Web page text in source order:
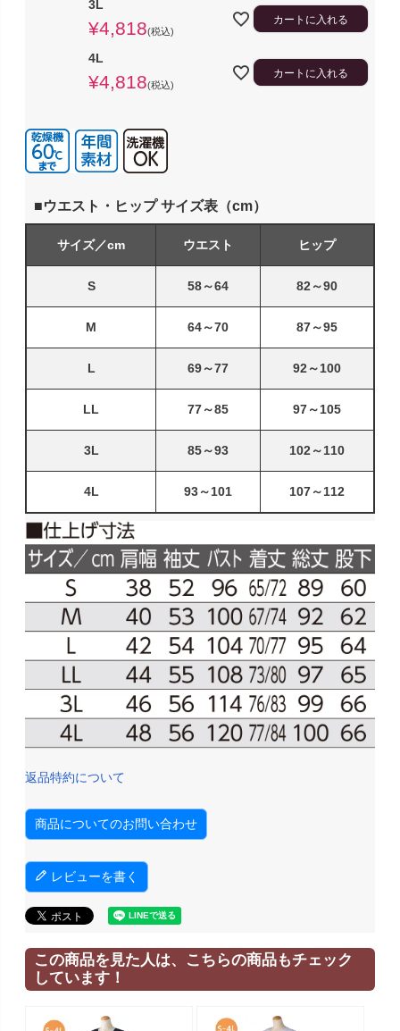
3L
¥4,818 税込
カートに入れる
4L
¥4,818 税込
カートに入れる
■ウエスト・ヒップ サイズ表（cm）
サイズ／cm ウエスト ヒップ
S 58～64 82～90
M 64～70 87～95
L 69～77 92～100
LL 77～85 97～105
3L 85～93 102～110
4L 93～101 107～112
返品特約について
商品についてのお問い合わせ
レビューを書く
この商品を見た人は、こちらの商品もチェック
しています！